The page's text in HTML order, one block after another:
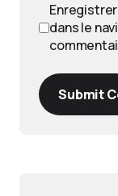
dans le
Submit